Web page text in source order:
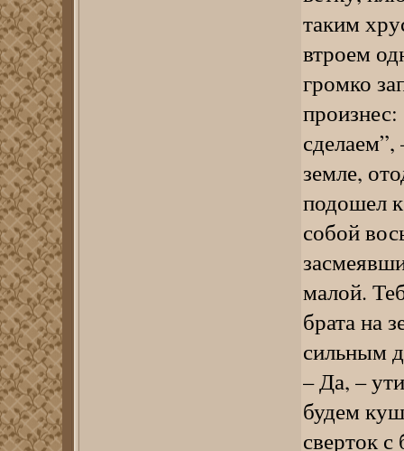
таким
втроем
громко
земле,
подошел
собой
малой.
брата на
сильным
– Да, –
будем
сверток